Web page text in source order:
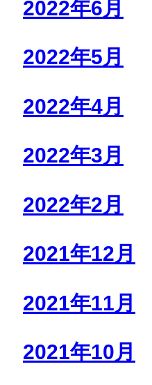
2022年6月
2022年5月
2022年4月
2022年3月
2022年2月
2021年12月
2021年11月
2021年10月